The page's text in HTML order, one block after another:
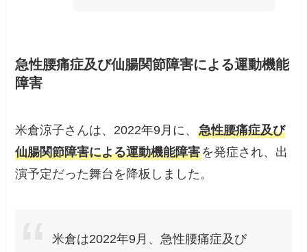
急性腰痛症及び仙腸関節障害による運動機能
障害
米倉涼子さんは、2022年9月に、急性腰痛症及び
仙腸関節障害による運動機能障害を発症され、出
演予定だった舞台を降板しました。
米倉は2022年9月、急性腰痛症及び